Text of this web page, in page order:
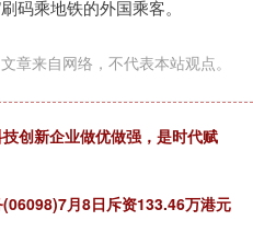
码乘地铁的外国乘客。
章来自网络，不代表本站观点。
创新企业做优做强，是时代赋
月8日斥资133.46万港元